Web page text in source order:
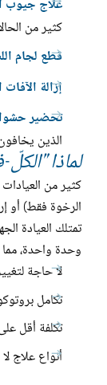
علاج جيوب
كثير من
قطع لجام
إزالة الآفات
تحضير
الذين
لماذا
كثير من
الرخوة فقط) أو
وحدة واحدة،
لا حاجة
تكامل
تكلفة أقل
أنواع علاج